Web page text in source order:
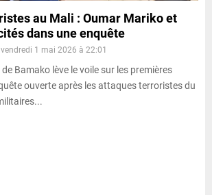
au Mali : Oumar Mariko et
dans une enquête
vendredi 1 mai 2026 à 22:01
Bamako lève le voile sur les premières
ouverte après les attaques terroristes du